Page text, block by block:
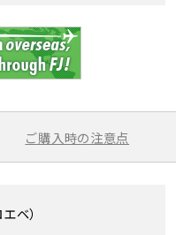
ご購入時の注意点
エベ）